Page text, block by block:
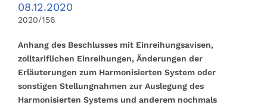
08.12.2020
2020/156
Anhang des Beschlusses mit Einreihungsavisen,
zolltariflichen Einreihungen, Änderungen der
Erläuterungen zum Harmonisierten System oder
sonstigen Stellungnahmen zur Auslegung des
Harmonisierten Systems und anderem nochmals